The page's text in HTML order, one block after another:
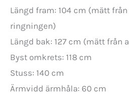
Längd fram: 104 cm (mätt
ringningen)
Längd bak: 127 cm (mätt från
Byst omkrets: 118 cm
Stuss: 140 cm
Ärmvidd ärmhåla: 60 cm